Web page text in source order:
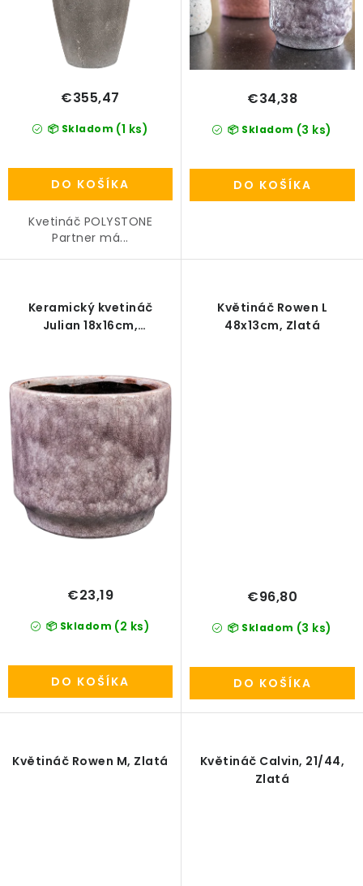
PRÍSLUŠENSTVO
KVETINÁČE
KVETINÁČE A OBALY NA RASTLINY
Obchodné podmienky
Podmienky ochrany osobných údajov
Spôsoby platby
Informácie o doprave
📦 Skladom (1 ks)
€355,47
DO KOŠÍKA
Kvetináč POLYSTONE
Partner má...
📦 Skladom (3 ks)
€34,38
DO KOŠÍKA
Keramický kvetináč
Julian 18x16cm,
📦 Skladom (2 ks)
€23,19
DO KOŠÍKA
Květináč Rowen L
48x13cm, Zlatá
📦 Skladom (3 ks)
€96,80
DO KOŠÍKA
Květináč Rowen M, Zlatá
Květináč Calvin, 21/44,
Zlatá